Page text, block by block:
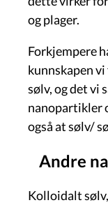
og plager.
Forkjempere
kunnskapen
sølv, og det vi
nanopartikler
også at sølv/
Andre
Kolloidalt